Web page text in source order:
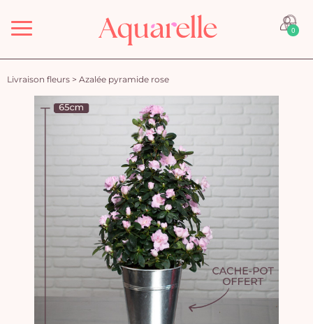
Menu 0
Livraison fleurs > Azalée pyramide rose